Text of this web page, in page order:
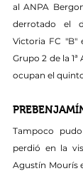
al ANPA
derrotado el
Victoria FC "B"
Grupo 2 de la
ocupan el
Tampoco
perdió en la
Agustín Mourís